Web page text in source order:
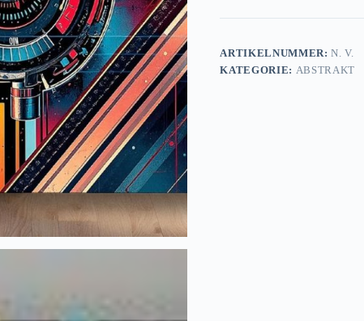
auf
Menge
ARTIKELNUMMER:N. V.
KATEGORIE: ABSTRAKT